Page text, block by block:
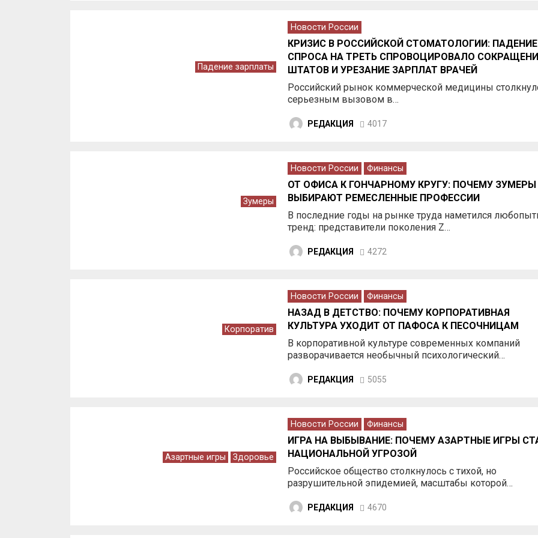
Падение зарплаты
Новости России
КРИЗИС В РОССИЙСКОЙ СТОМАТОЛОГИИ: ПАДЕНИЕ
СПРОСА НА ТРЕТЬ СПРОВОЦИРОВАЛО
ШТАТОВ И УРЕЗАНИЕ ЗАРПЛАТ ВРАЧЕЙ
Российский рынок коммерческой медицины
серьезным вызовом в…
РЕДАКЦИЯ 4017
Зумеры
Новости России Финансы
ОТ ОФИСА К ГОНЧАРНОМУ КРУГУ: ПОЧЕМУ ЗУМЕРЫ
ВЫБИРАЮТ РЕМЕСЛЕННЫЕ ПРОФЕССИИ
В последние годы на рынке труда наметился
тренд: представители поколения Z…
РЕДАКЦИЯ 4272
Корпоратив
Новости России Финансы
НАЗАД В ДЕТСТВО: ПОЧЕМУ КОРПОРАТИВНАЯ
КУЛЬТУРА УХОДИТ ОТ ПАФОСА К ПЕСОЧНИЦАМ
В корпоративной культуре современных компаний
разворачивается необычный психологический…
РЕДАКЦИЯ 5055
Азартные игры Здоровье
Новости России Финансы
ИГРА НА ВЫБЫВАНИЕ: ПОЧЕМУ АЗАРТНЫЕ ИГРЫ
НАЦИОНАЛЬНОЙ УГРОЗОЙ
Российское общество столкнулось с тихой, но
разрушительной эпидемией, масштабы которой…
РЕДАКЦИЯ 4670